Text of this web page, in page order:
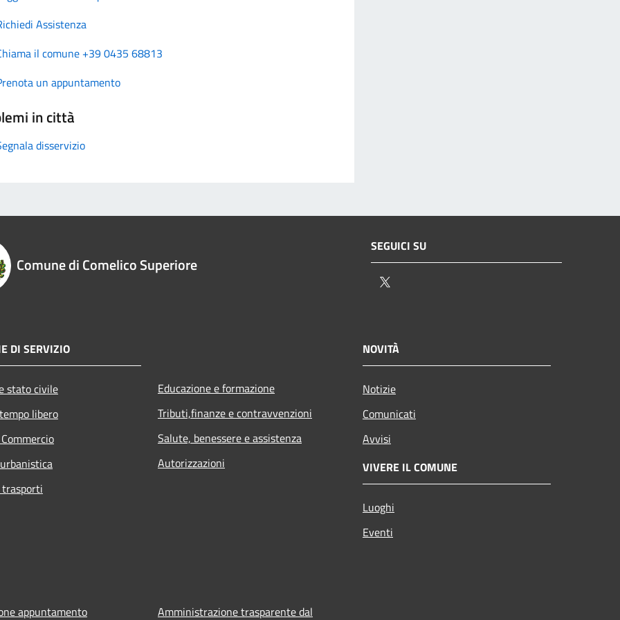
Assistenza
il comune +39 0435 68813
un appuntamento
in città
disservizio
Comune di Comelico Superiore
SEGUICI SU
DI SERVIZIO
stato civile
libero
Educazione e formazione
Tributi,finanze e contravvenzioni
Salute, benessere e assistenza
Autorizzazioni
NOVITÀ
Notizie
Comunicati
Avvisi
VIVERE IL COMUNE
Luoghi
Eventi
appuntamento Amministrazione trasparente dal